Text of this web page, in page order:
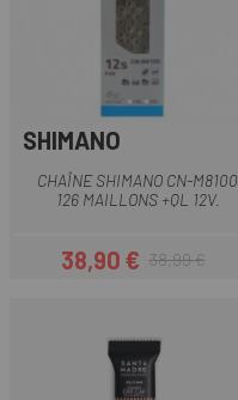
SHIMANO
CHAÎNE SHIMANO CN-M8100
126 MAILLONS +QL 12V.
Prix
38,90 €Prix habituel
38,99 €